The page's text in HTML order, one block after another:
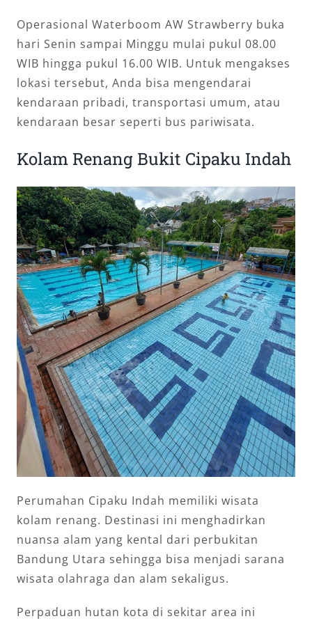
Operasional Waterboom AW Strawberry buka
hari Senin sampai Minggu mulai pukul 08.00
WIB hingga pukul 16.00 WIB. Untuk mengakses
lokasi tersebut, Anda bisa mengendarai
kendaraan pribadi, transportasi umum, atau
kendaraan besar seperti bus pariwisata.
Kolam Renang Bukit Cipaku Indah
Perumahan Cipaku Indah memiliki wisata
kolam renang. Destinasi ini menghadirkan
nuansa alam yang kental dari perbukitan
Bandung Utara sehingga bisa menjadi sarana
wisata olahraga dan alam sekaligus.
Perpaduan hutan kota di sekitar area ini